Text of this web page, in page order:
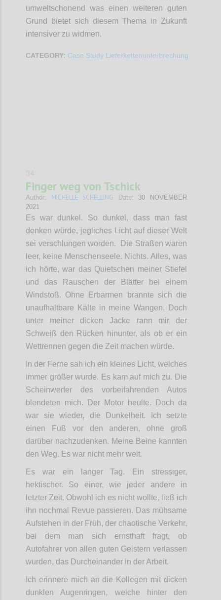
umweltschonend was einen weiteren guten
Grund bietet sich diesem Thema in Zukunft
intensiver zu widmen.
CATEGORY: Case Study Lieferkettenunterbrechung
Finger weg von Tschick
Author: MICHELLE SCHELLING Date: 30 NOVEMBER
2021
Es war dunkel. So dunkel, dass man fast
denken würde, jegliches Licht auf dieser Welt
sei verschlungen worden. Die Straßen waren
leer, keine Menschenseele. Nichts. Alles, was
ich hörte, war das Quietschen meiner Stiefel
und das Rauschen der Blätter bei einem
Windstoß. Ohne Erbarmen brannte sich die
unaufhaltbare Kälte in meine Wangen. Doch
unter meiner dicken Jacke rann mir der
Schweiß den Rücken hinunter, als ob er ein
Wettrennen gegen die Zeit machen würde.
In der Ferne sah ich ein kleines Licht, welches
immer größer wurde. Es kam auf mich zu. Die
Scheinwerfer des vorbeifahrenden Autos
blendeten mich. Der Motor heulte. Doch da
war sie wieder, die Dunkelheit. Ich setzte
einen Fuß vor den anderen, ohne groß
darüber nachzudenken. Meine Beine kannten
den Weg. Es war nicht mehr weit.
Es war ein langer Tag. Ein stressiger,
hektischer. So einer, wie jeder andere in
letzter Zeit. Obwohl ich es nicht wollte, ließ ich
ihn nochmal Revue passieren. Das mühsame
Aufstehen in der Früh, der chaotische Verkehr,
bei dem man sich ernsthaft fragt, ob
Autofahrer von allen guten Geistern verlassen
wurden, das Durcheinander in der Arbeit.
Ich erinnere mich an die Kollegen mit dicken
dunklen Augenringen, welche hinter den